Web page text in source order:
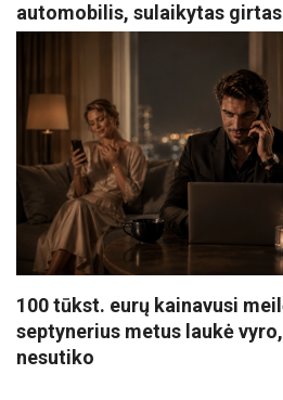
automobilis, sulaikytas
100 tūkst. eurų kainavusi
septynerius metus laukė
nesutiko